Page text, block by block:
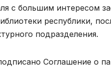
с большим интересом
республики,
подразделения.
Соглашение о